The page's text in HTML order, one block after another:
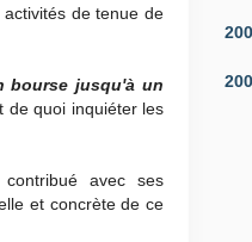
de tenue de
bourse jusqu'à un
de quoi inquiéter les
avec ses
et concrète de ce